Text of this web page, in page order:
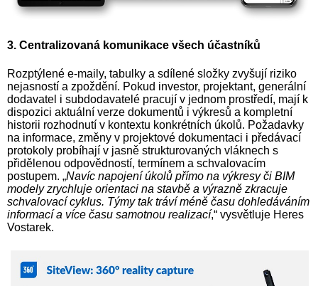
3. Centralizovaná komunikace všech účastníků
Rozptýlené e-maily, tabulky a sdílené složky zvyšují riziko
nejasností a zpoždění. Pokud investor, projektant, generální
dodavatel i subdodavatelé pracují v jednom prostředí, mají k
dispozici aktuální verze dokumentů i výkresů a kompletní
historii rozhodnutí v kontextu konkrétních úkolů. Požadavky
na informace, změny v projektové dokumentaci i předávací
protokoly probíhají v jasně strukturovaných vláknech s
přidělenou odpovědností, termínem a schvalovacím
postupem. „Navíc napojení úkolů přímo na výkresy či BIM
modely zrychluje orientaci na stavbě a výrazně zkracuje
schvalovací cyklus. Týmy tak tráví méně času dohledáváním
informací a více času samotnou realizací,“ vysvětluje Heres
Vostarek.